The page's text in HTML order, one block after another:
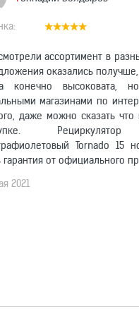
ассортимент в
оказались получше,
конечно высоковата,
магазинами по
даже можно сказать
Рециркулятор
Tornado 15
гарантия от официального
2021